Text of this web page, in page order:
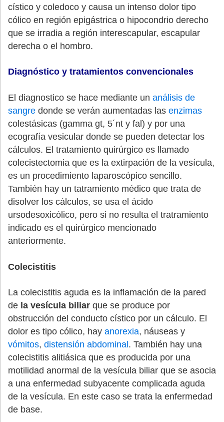
cístico y coledoco y causa un intenso dolor tipo
cólico en región epigástrica o hipocondrio derecho
que se irradia a región interescapular, escapular
derecha o el hombro.
Diagnóstico y tratamientos convencionales
El diagnostico se hace mediante un análisis de
sangre donde se verán aumentadas las enzimas
colestásicas (gamma gt, 5´nt y fal) y por una
ecografía vesicular donde se pueden detectar los
cálculos. El tratamiento quirúrgico es llamado
colecistectomia que es la extirpación de la vesícula,
es un procedimiento laparoscópico sencillo.
También hay un tatramiento médico que trata de
disolver los cálculos, se usa el ácido
ursodesoxicólico, pero si no resulta el tratramiento
indicado es el quirúrgico mencionado
anteriormente.
Colecistitis
La colecistitis aguda es la inflamación de la pared
de la vesícula biliar que se produce por
obstrucción del conducto cístico por un cálculo. El
dolor es tipo cólico, hay anorexia, náuseas y
vómitos, distensión abdominal. También hay una
colecistitis alitiásica que es producida por una
motilidad anormal de la vesícula biliar que se asocia
a una enfermedad subyacente complicada aguda
de la vesícula. En este caso se trata la enfermedad
de base.